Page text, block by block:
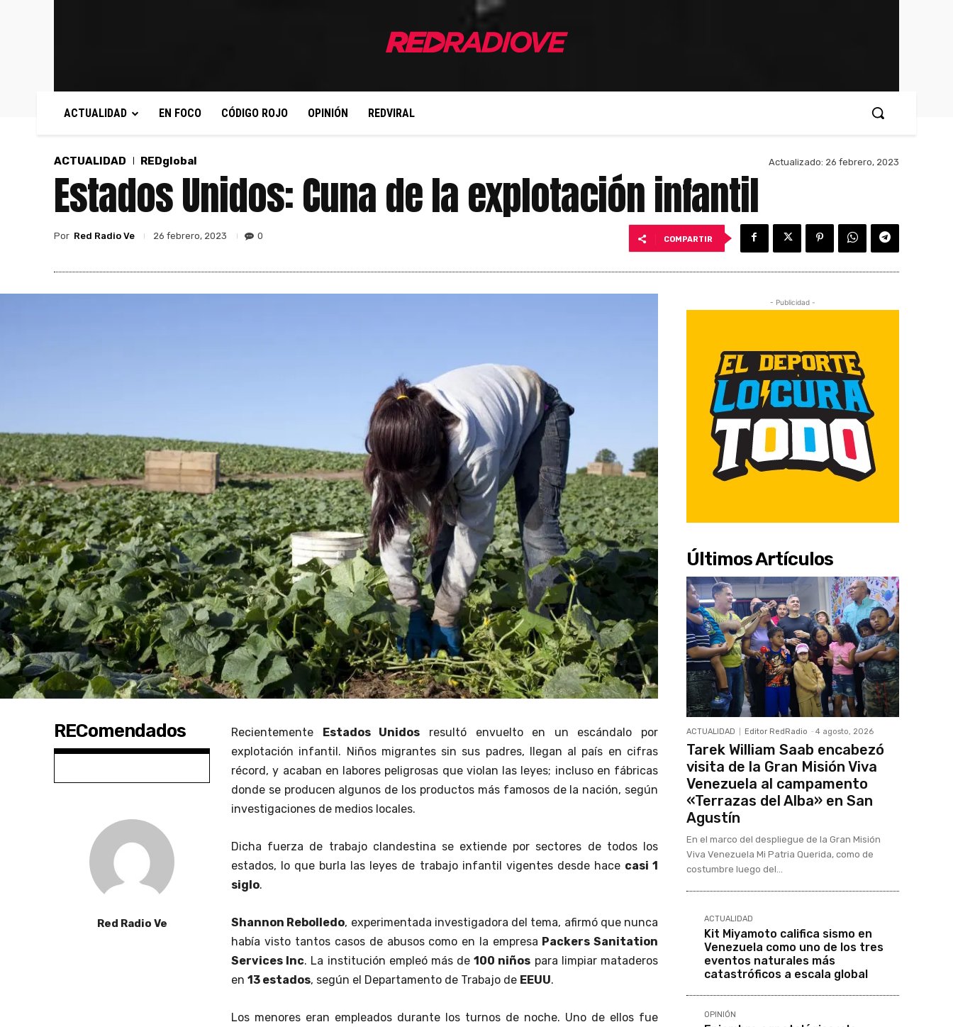
ACTUALIDAD EN FOCO CÓDIGO ROJO OPINIÓN REDVIRAL
ACTUALIDAD REDglobal Actualizado: 26 febrero, 2023
Estados Unidos: Cuna de la explotación infantil
Por Red Radio Ve 26 febrero, 2023 0 COMPARTIR
REComendados
Red Radio Ve
Recientemente Estados Unidos resultó envuelto en un escándalo por
explotación infantil. Niños migrantes sin sus padres, llegan al país en cifras
récord, y acaban en labores peligrosas que violan las leyes; incluso en fábricas
donde se producen algunos de los productos más famosos de la nación, según
investigaciones de medios locales.
Dicha fuerza de trabajo clandestina se extiende por sectores de todos los
estados, lo que burla las leyes de trabajo infantil vigentes desde hace casi 1
siglo.
Shannon Rebolledo, experimentada investigadora del tema, afirmó que nunca
había visto tantos casos de abusos como en la empresa Packers Sanitation
Services Inc. La institución empleó más de100 niños para limpiar mataderos
en 13 estados, según el Departamento de Trabajo de EEUU.
Los menores eran empleados durante los turnos de noche. Uno de ellos fue
- Publicidad -
Últimos Artículos
ACTUALIDAD Editor RedRadio - 4 agosto, 2026
Tarek William Saab encabezó
visita de la Gran Misión Viva
Venezuela al campamento
«Terrazas del Alba» en San
Agustín
En el marco del despliegue de la Gran Misión
Viva Venezuela Mi Patria Querida, como de
costumbre luego del...
ACTUALIDAD
Kit Miyamoto califica sismo en
Venezuela como uno de los tres
eventos naturales más
catastróficos a escala global
OPINIÓN